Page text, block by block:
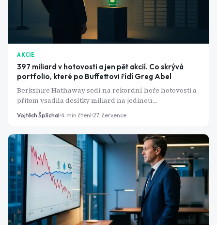
AKCIE
397 miliard v hotovosti a jen pět akcií. Co skrývá
portfolio, které po Buffettovi řídí Greg Abel
Berkshire Hathaway sedí na rekordní hoře hotovosti a
přitom vsadila desítky miliard na jedinou
technologickou firmu. Kdo za tím rozhodnutím
skutečně stojí?
Vojtěch Šplíchal 4 min čtení 27. července